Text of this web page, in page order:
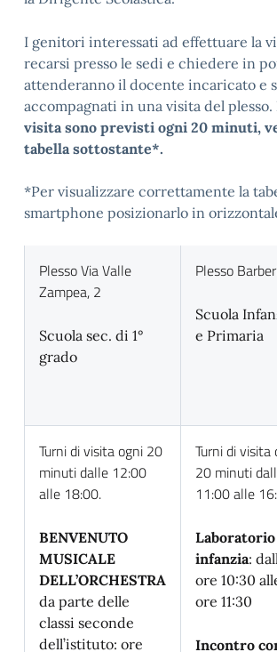
I genitori interessati ad effettuare la
recarsi presso le sedi e chiedere in
attenderanno il docente incaricato e
accompagnati in una visita del plesso.
visita sono previsti ogni 20 minuti,
tabella sottostante*.
*Per visualizzare correttamente la
smartphone posizionarlo in
Plesso Via Valle
Zampea, 2
Scuola sec. di 1°
grado
Plesso
Scuola
e Primaria
Turni di visita ogni 20
minuti dalle 12:00
alle 18:00.
BENVENUTO
MUSICALE
DELL’ORCHESTRA
da parte delle
classi seconde
dell’istituto: ore
Turni di visita
20 minuti
11:00 alle
Laboratorio
infanzia:
ore 10:30
ore 11:30
Incontro